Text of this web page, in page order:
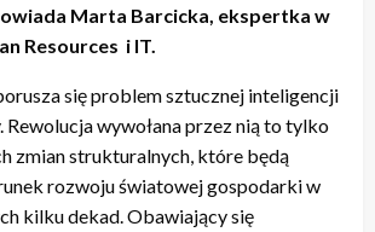
Marta Barcicka, ekspertka w
Resources i IT.
się problem sztucznej inteligencji
Rewolucja wywołana przez nią to tylko
zmian strukturalnych, które będą
rozwoju światowej gospodarki w
kilku dekad. Obawiający się